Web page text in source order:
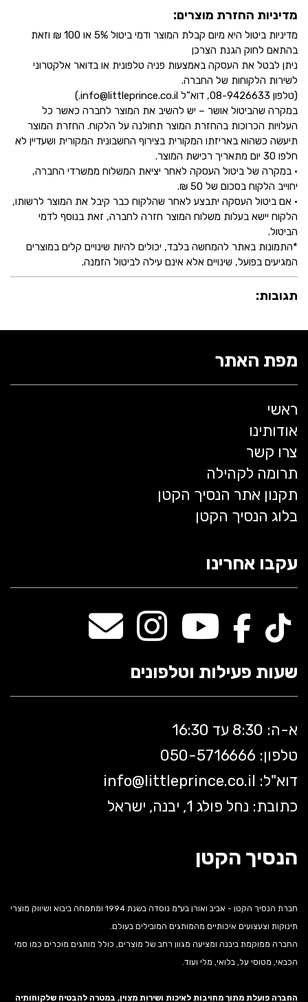
מדיניות החזרת מוצרים:
מדיניות ביטול היא מיום קבלת המוצר ודמי ביטול 5% או 100 ₪ וזאת
בהתאם לחוק הגנת הצרכן
ניתן לבטל את העסקה באמצעות פניה טלפונית או בדואר אלקטרוני
לשירות הלקוחות של החברה.
(טלפון 08-9426633, דוא”ל info@littleprince.co.il.)
במקרה שהביטול אושר – יש להשיב את המוצר לחברה כאשר כל
העלויות הכרוכות בהחזרת המוצר תחולנה על הלקוח. החזרת המוצר
תיעשה כשהוא באריזתו המקורית בצירוף החשבונית המקורית ושעדיין לא
חלפו 30 יום מתאריך רכישת המוצר.
• במקרה של ביטול העסקה לאחר יציאת המשלוח ממשרדי החברה,
יחוייב הלקוח בסכום של 50 ₪.
• אם ביטול העסקה יתבצע לאחר שהלקוח כבר קיבל את המוצר לרשותו,
הלקוח יישא בעלות משלוח המוצר חזרה לחברה, זאת בנוסף לדמי
הביטול.
*התמונות באתר להמחשה בלבד, יכולים להיות שינויים קלים במוצרים
המגיעים בפועל, שינויים אלא אינם עילה לביטול הזמנה.
תגובות:
מפת האתר
ראשי
אודותינו
צרו קשר
תרומה לקהילה
תקנון אתר הנסיך הקטן
בלוג הנסיך הקטן
עקבו אחרינו
שעות פעילות וטלפונים
א-ה: 8:30 עד 16:30
טלפון: 050-5 716666
דוא"ל:
info@littleprince.co.il
כתובת: נחל פולג 1, יבנה, ישראל
הנסיך הקטן
חברת הנסיך הקטן - אביב ואורן בע"מ נוסדה בשנת 1994 ומתמחה ביבוא ושיווק מוצרי
תינוקות וצעצועים איכותיים מהמותגים המובילים בעולם.
החברה ממוקמת ביבנה ומציעה מגוון רחב של מוצרים, כולל מותגים מוכרים כמו סמי
הכבאי, מטוסי על, בלואי, מלי ועוד.
החברה פועלת מתוך מחויבות לאיכות ושירות מצוין, במטרה להבטיח שלקוחותיה